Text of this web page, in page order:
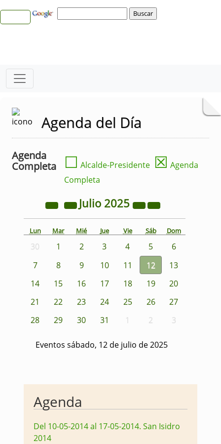
Agenda del Día
Agenda
Completa
☐ Alcalde-Presidente ☒ Agenda
Completa
Julio 2025
Lun Mar Mié Jue Vie Sáb Dom
30 1 2 3 4 5
6
7
8 9 10 11 12
13
14
15 16 17 18 19
20
21
22 23 24 25 26
27
28
29 30 31 1 2 3
Eventos sábado, 12 de julio de 2025
Agenda
Del 10-05-2014 al 17-05-2014. San Isidro
2014